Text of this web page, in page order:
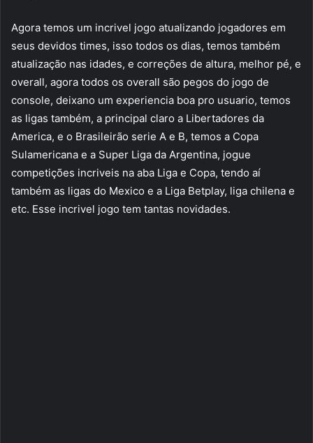
Agora temos um incrivel jogo atualizando jogadores em
seus devidos times, isso todos os dias, temos também
atualização nas idades, e correções de altura, melhor pé, e
overall, agora todos os overall são pegos do jogo de
console, deixano um experiencia boa pro usuario, temos
as ligas também, a principal claro a Libertadores da
America, e o Brasileirão serie A e B, temos a Copa
Sulamericana e a Super Liga da Argentina, jogue
competições incriveis na aba Liga e Copa, tendo aí
também as ligas do Mexico e a Liga Betplay, liga chilena e
etc. Esse incrivel jogo tem tantas novidades.